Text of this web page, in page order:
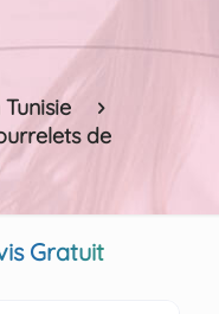
de
Gratuit